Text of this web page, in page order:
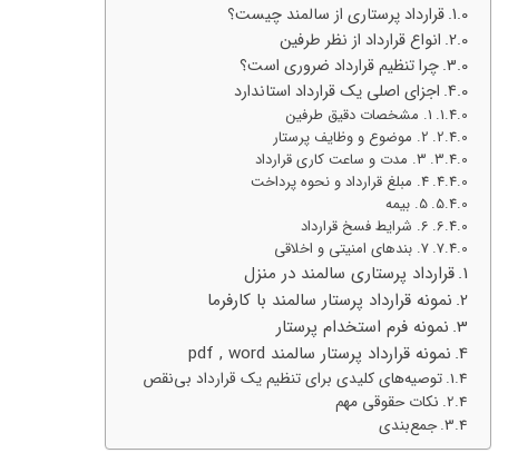
قرارداد پرستاری از سالمند چیست؟
انواع قرارداد از نظر طرفین
چرا تنظیم قرارداد ضروری است؟
اجزای اصلی یک قرارداد استاندارد
1. مشخصات دقیق طرفین
2. موضوع و وظایف پرستار
3. مدت و ساعت کاری قرارداد
4. مبلغ قرارداد و نحوه پرداخت
5. بیمه
6. شرایط فسخ قرارداد
7. بندهای امنیتی و اخلاقی
قرارداد پرستاری سالمند در منزل
نمونه قرارداد پرستار سالمند با کارفرما
نمونه فرم استخدام پرستار
نمونه قرارداد پرستار سالمند pdf , word
توصیه‌های کلیدی برای تنظیم یک قرارداد بی‌نقص
نکات حقوقی مهم
جمع‌بندی